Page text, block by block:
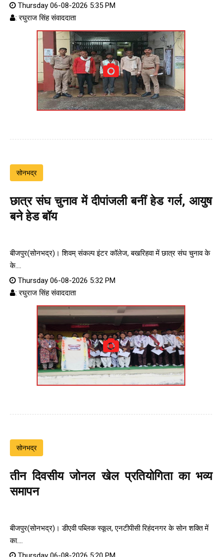
Thursday 06-08-2026 5:35 PM
: रघुराज सिंह संवाददाता
सोनभद्र
छात्र संघ चुनाव में दीपांजली बनीं हेड गर्ल, आयुष
बने हेड बॉय
बीजपुर(सोनभद्र)। शिवम् संकल्प इंटर कॉलेज, बखरिहवा में छात्र संघ चुनाव के
के....
Thursday 06-08-2026 5:32 PM
: रघुराज सिंह संवाददाता
सोनभद्र
तीन दिवसीय जोनल खेल प्रतियोगिता का भव्य
समापन
बीजपुर(सोनभद्र)। डीएवी पब्लिक स्कूल, एनटीपीसी रिहंदनगर के सोन शक्ति में
का....